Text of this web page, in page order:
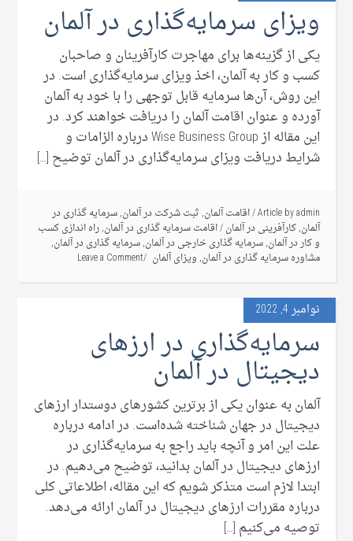
ویزای سرمایه‌گذاری در آلمان ‌
یکی از گزینه‌ها برای مهاجرت کارآفرینان و صاحبان
کسب و کار به آلمان، اخذ ویزای سرمایه‌گذاری است. در
این روش، آن‌ها سرمایه قابل توجهی را با خود به آلمان
آورده و عنوان اقامت آلمان را دریافت خواهند کرد. در
این مقاله از Wise Business Group درباره الزامات و
شرایط دریافت ویزای سرمایه‌گذاری در آلمان توضیح […]
Article byadmin
/اقامت آلمان,ثبت شرکت در آلمان,سرمایه گذاری در
آلمان,کارآفرینی در آلمان/اقامت سرمایه گذاری در آلمان,راه اندازی کسب
و کار در آلمان,سرمایه گذاری خارجی در آلمان,سرمایه گذاری در آلمان,
مشاوره سرمایه گذاری در آلمان,ویزای آلمان Leave a Comment
نوامبر 4, 2022
سرمایه‌گذاری در ارزهای
دیجیتال در آلمان
آلمان به عنوان یکی از برترین کشورهای دوستدار ارزهای
دیجیتال در جهان شناخته شده‌است. در ادامه درباره
علت این امر و آنچه باید راجع به سرمایه‌گذاری در
ارزهای دیجیتال در آلمان بدانید، توضیح می‌‌دهیم. در
ابتدا لازم است متذکر شویم که این مقاله، اطلاعاتی کلی
درباره مقررات ارزهای دیجیتال در آلمان ارائه می‌دهد.
توصیه می‌کنیم […]